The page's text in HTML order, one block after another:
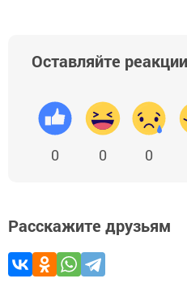
Оставляйте реакции
0 0 0
Расскажите друзьям